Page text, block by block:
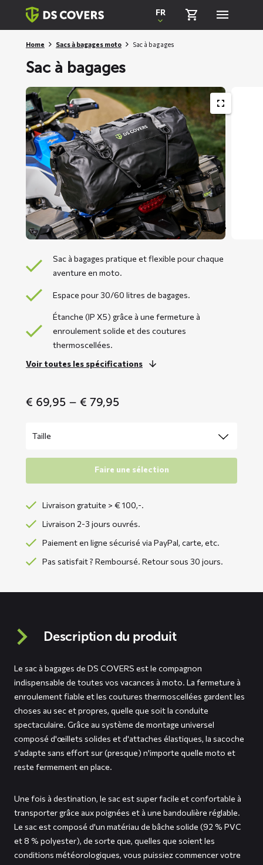
Skiplinks
FR
Home Sacs à bagages moto Sac à bagages
Sac à bagages
1 / 8
Sac à bagages pratique et flexible pour chaque
aventure en moto.
Espace pour 30/60 litres de bagages.
Étanche (IP X5) grâce à une fermeture à
enroulement solide et des coutures
thermoscellées.
Voir toutes les spécifications
€ 69,95 – € 79,95Price
Faire une sélection
Livraison gratuite > € 100,-.
Livraison 2-3 jours ouvrés.
Paiement en ligne sécurisé via PayPal, carte, etc.
Pas satisfait ? Remboursé. Retour sous 30 jours.
Description du produit
Le sac à bagages de DS COVERS est le compagnon
indispensable de toutes vos vacances à moto. La fermeture à
enroulement fiable et les coutures thermoscellées gardent les
choses au sec et propres, quelle que soit la conduite
spectaculaire. Grâce au système de montage universel
composé d'œillets solides et d'attaches élastiques, la sacoche
s'adapte sans effort sur (presque) n'importe quelle moto et
reste fermement en place.
Une fois à destination, le sac est super facile et confortable à
transporter grâce aux poignées et à une bandoulière réglable.
Le sac est composé d'un matériau de bâche solide (92 % PVC
et 8 % polyester), de sorte que, quelles que soient les
conditions météorologiques, vous puissiez commencer votre